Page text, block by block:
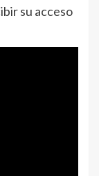
su acceso